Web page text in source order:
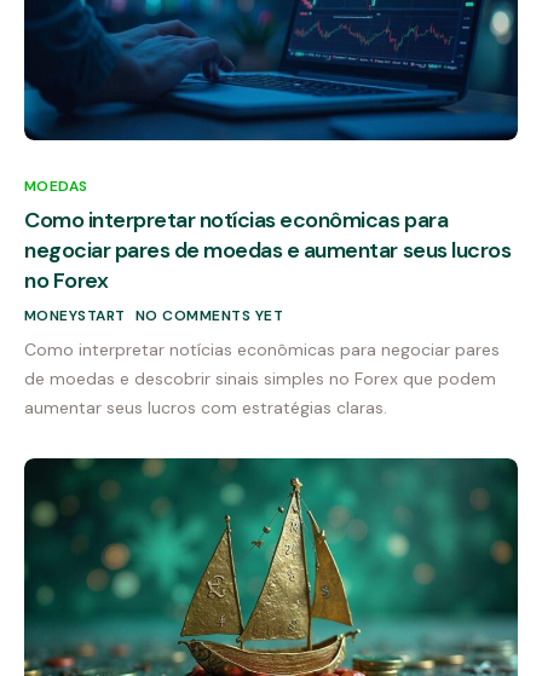
MOEDAS
Como interpretar notícias econômicas para
negociar pares de moedas e aumentar seus lucros
no Forex
MONEYSTART NO COMMENTS YET
Como interpretar notícias econômicas para negociar pares
de moedas e descobrir sinais simples no Forex que podem
aumentar seus lucros com estratégias claras.